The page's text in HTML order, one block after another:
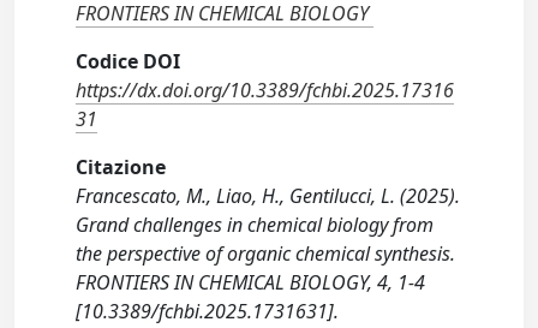
FRONTIERS IN CHEMICAL BIOLOGY
Codice DOI
https://dx.doi.org/10.3389/fchbi.2025.17316
31
Citazione
Francescato, M., Liao, H., Gentilucci, L. (2025).
Grand challenges in chemical biology from
the perspective of organic chemical synthesis.
FRONTIERS IN CHEMICAL BIOLOGY, 4, 1-4
[10.3389/fchbi.2025.1731631].